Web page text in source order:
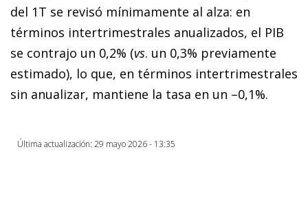
del 1T se revisó mínimamente al alza: en
términos intertrimestrales anualizados, el PIB
se contrajo un 0,2% (vs. un 0,3% previamente
estimado), lo que, en términos intertrimestrales
sin anualizar, mantiene la tasa en un –0,1%.
Última actualización: 29 mayo 2026 - 13:35